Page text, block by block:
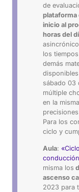
de
plataforma
inicio al
horas del
los
demás
sábado 03
múltiple
en la
Para los
ciclo y
Aula:
misma los
ascenso
2023 para